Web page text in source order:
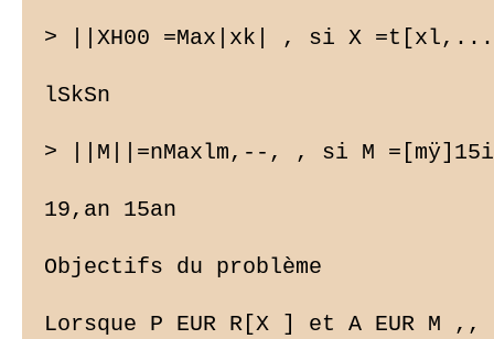
> ||XH00 =Max|xk| , si X
lSkSn
> ||M||=nMaxlm,--, , si M
19,an 15an
Objectifs du problème
Lorsque P EUR R[X ] et A EUR